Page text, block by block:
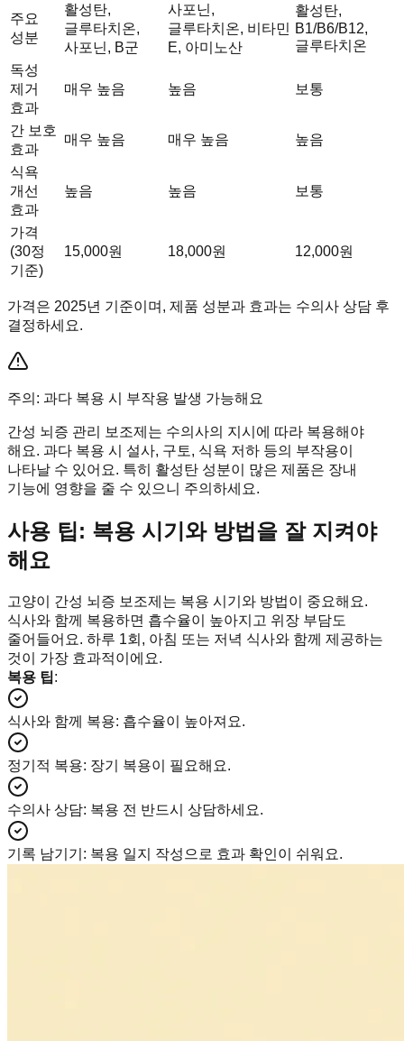
주요
성분
활성탄,
글루타치온,
사포닌, B군
사포닌,
글루타치온, 비타민
E, 아미노산
활성탄,
B1/B6/B12,
글루타치온
독성
제거
효과
매우 높음 높음 보통
간 보호
효과
매우 높음 매우 높음 높음
식욕
개선
효과
높음 높음 보통
가격
(30정
기준)
15,000원 18,000원 12,000원
가격은 2025년 기준이며, 제품 성분과 효과는 수의사 상담 후
결정하세요.
주의: 과다 복용 시 부작용 발생 가능해요
간성 뇌증 관리 보조제는 수의사의 지시에 따라 복용해야
해요. 과다 복용 시 설사, 구토, 식욕 저하 등의 부작용이
나타날 수 있어요. 특히 활성탄 성분이 많은 제품은 장내
기능에 영향을 줄 수 있으니 주의하세요.
사용 팁: 복용 시기와 방법을 잘 지켜야
해요
고양이 간성 뇌증 보조제는 복용 시기와 방법이 중요해요.
식사와 함께 복용하면 흡수율이 높아지고 위장 부담도
줄어들어요. 하루 1회, 아침 또는 저녁 식사와 함께 제공하는
것이 가장 효과적이에요.
복용 팁:
식사와 함께 복용: 흡수율이 높아져요.
정기적 복용: 장기 복용이 필요해요.
수의사 상담: 복용 전 반드시 상담하세요.
기록 남기기 : 복용 일지 작성으로 효과 확인이 쉬워요.